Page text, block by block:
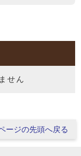
せん
ージの先頭へ戻る